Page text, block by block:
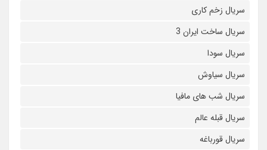
سریال زخم کاری
سریال ساخت ایران 3
سریال سودا
سریال سیاوش
سریال شب های مافیا
سریال قبله عالم
سریال قورباغه